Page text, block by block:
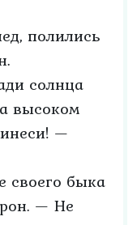
полились
солнца
высоком
—
своего быка
— Не